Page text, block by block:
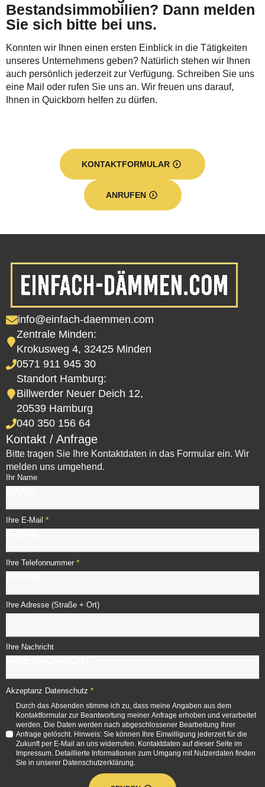
Bestandsimmobilien? Dann melden
Sie sich bitte bei uns.
Konnten wir Ihnen einen ersten Einblick in die Tätigkeiten
unseres Unternehmens geben? Natürlich stehen wir Ihnen
auch persönlich jederzeit zur Verfügung. Schreiben Sie uns
eine Mail oder rufen Sie uns an. Wir freuen uns darauf,
Ihnen in Quickborn helfen zu dürfen.
KONTAKTFORMULAR
ANRUFEN
info@einfach-daemmen.com
Zentrale Minden:
Krokusweg 4, 32425 Minden
0571 911 945 30
Standort Hamburg:
Billwerder Neuer Deich 12,
20539 Hamburg
040 350 156 64
Kontakt / Anfrage
Bitte tragen Sie Ihre Kontaktdaten in das Formular ein. Wir
melden uns umgehend.
Ihr Name
Ihre E-Mail *
Ihre Telefonnummer *
Ihre Adresse (Straße + Ort)
Ihre Nachricht
Akzeptanz Datenschutz *
Durch das Absenden stimme ich zu, dass meine Angaben aus dem
Kontaktformular zur Beantwortung meiner Anfrage erhoben und verarbeitet
werden. Die Daten werden nach abgeschlossener Bearbeitung Ihrer
Anfrage gelöscht. Hinweis: Sie können Ihre Einwilligung jederzeit für die
Zukunft per E-Mail an uns widerrufen. Kontaktdaten auf dieser Seite im
Impressum. Detaillierte Informationen zum Umgang mit Nutzerdaten finden
Sie in unserer Datenschutzerklärung.